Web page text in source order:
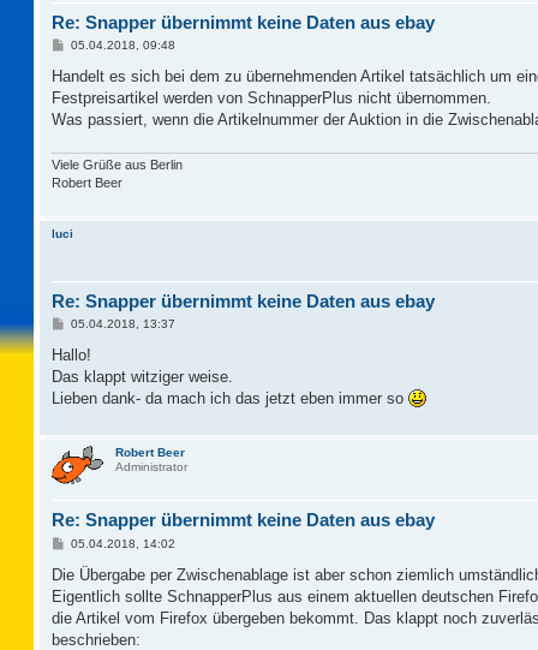
Re: Snapper übernimmt keine Daten aus ebay
B
i
r
a
05.04.2018, 09:48
Handelt es sich bei dem zu übernehmenden Artikel tatsächlich um
Festpreisartikel werden von SchnapperPlus nicht übernommen.
Was passiert, wenn die Artikelnummer der Auktion in die
Viele Grüße aus Berlin
Robert Beer
luci
Re: Snapper übernimmt keine Daten aus ebay
B
i
r
a
05.04.2018, 13:37
Hallo!
Das klappt witziger weise.
Lieben dank- da mach ich das jetzt eben immer so
Robert Beer
Administrator
Re: Snapper übernimmt keine Daten aus ebay
B
i
r
a
05.04.2018, 14:02
Die Übergabe per Zwischenablage ist aber schon ziemlich
Eigentlich sollte SchnapperPlus aus einem aktuellen deutschen
die Artikel vom Firefox übergeben bekommt. Das klappt noch
beschrieben: